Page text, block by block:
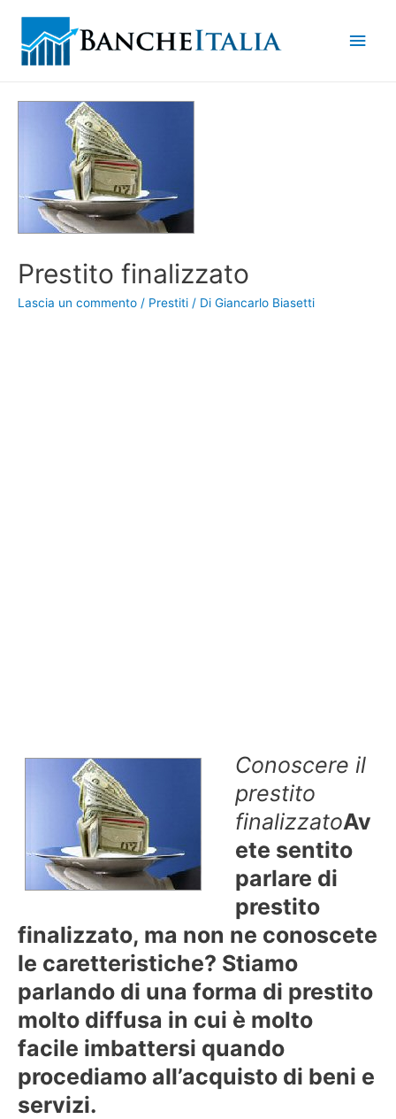
Prestito finalizzato
Lascia un commento / Prestiti / Di Giancarlo Biasetti
Conoscere il
prestito
finalizzatoAv
ete sentito
parlare di
prestito
finalizzato, ma non ne conoscete
le caretteristiche? Stiamo
parlando di una forma di prestito
molto diffusa in cui è molto
facile imbattersi quando
procediamo all’acquisto di beni e
servizi.